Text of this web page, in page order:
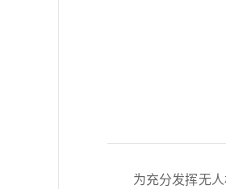
为充分发挥无